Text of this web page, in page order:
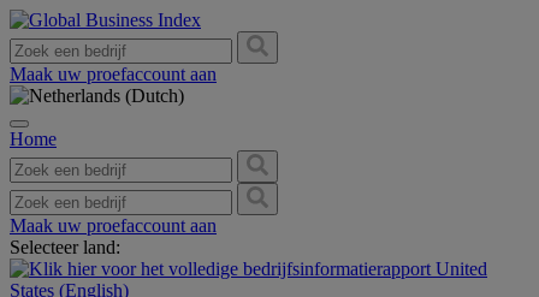
Maak uw proefaccount aan
Home
Maak uw proefaccount aan
Selecteer land:
United
States (English)